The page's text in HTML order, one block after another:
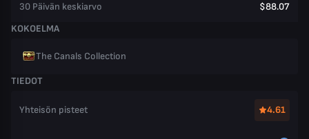
30 Päivän keskiarvo
$88.07
KOKOELMA
The Canals Collection
TIEDOT
Yhteisön pisteet 4.61